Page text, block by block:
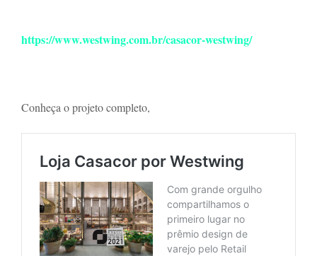
https://www.westwing.com.br/casacor-westwing/
Conheça o projeto completo,